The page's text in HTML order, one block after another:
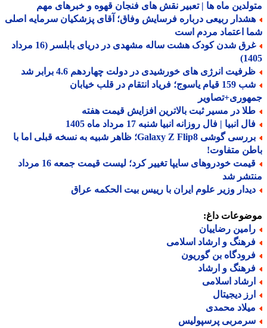
ماه ها | تعبیر نقش های فنجان قهوه و خبرهای مهم
ربیعی درباره فرسایش وفاق؛ آقای پزشکیان سرمایه اصلی
اعتماد مردم است
غرق شدن کودک هشت ساله مشهدی در دریای بابلسر (16 مرداد
انرژی های خورشیدی در دولت چهاردهم 4.6 برابر شد
شب 159 قیام یاسوج؛ فریاد انتقام در قلب خیابان
در مسیر ثبت بالاترین افزایش قیمت هفته
انبیا | فال روزانه انبیا شنبه 17 مرداد ماه 1405
بررسی گوشی Galaxy Z Flip8؛ ظاهر شبیه به نسخه قبلی اما با
متفاوت!
قیمت خودروهای سایپا تغییر کرد؛ لیست قیمت جمعه 16 مرداد
شد
وزیر علوم ایران با رییس بیت الحکمه عراق
داغ:
رضاییان
و ارشاد اسلامی
بن گوریون
و ارشاد
اسلامی
دیجیتال
محمدی
پرسپولیس